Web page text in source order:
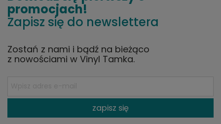
promocjach!
Zapisz się do newslettera
Zostań z nami i bądź na bieżąco
z nowościami w Vinyl Tamka.
zapisz się